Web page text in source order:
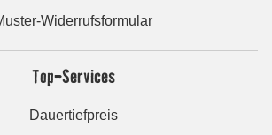
Widerrufsformular
Top-Services
Dauertiefpreis